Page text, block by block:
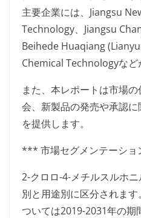
主要企業には、Jiangsu
Technology、Jiangsu
Beihede Huaqiang
Chemical Technologyなど
また、本レポートは市場
会、新製品の発売や承認
を提供します。
*** 市場セグメンテーショ
2-クロロ-4-メチルスルホ
別と用途別に区分されま
ついては2019-2031年の期